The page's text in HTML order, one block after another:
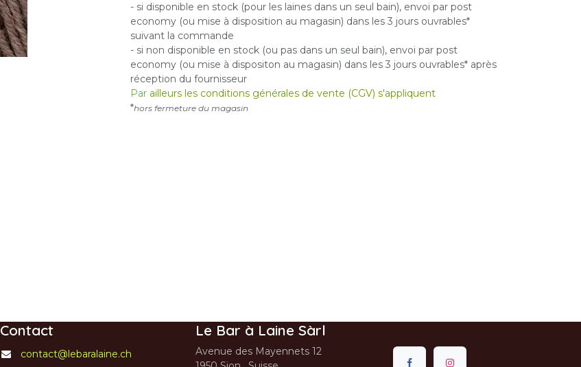
- si disponible en stock (pour les laines dans un seul bain), envoi par post
economy (ou mise à disposition au magasin) dans les 3 jours ouvrables*
suivant la commande
- si non disponible en stock (ou pas dans un seul bain), envoi par post
economy (ou mise à dispositon au magasin) dans les 3 jours ouvrables* après
réception du fournisseur
Par ailleurs les conditions générales de vente (CGV) s'appliquent
*hors fermeture du magasin
Contact
contact@lebaralaine.ch
Le Bar à Laine Sàrl
Avenue des Mayennets 12